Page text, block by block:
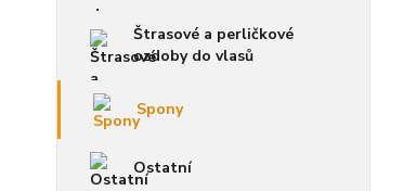
Štrasové a perličkové
ozdoby do vlasů
Spony
Ostatní